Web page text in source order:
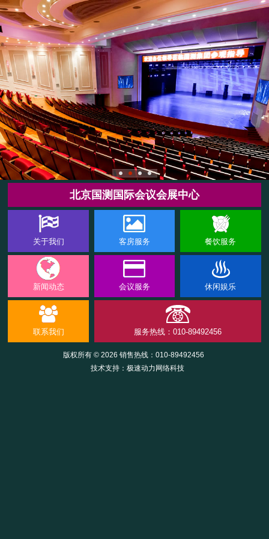
北京国测国际会议会展中心
关于我们 客房服务 餐饮服务
新闻动态 会议服务 休闲娱乐
联系我们 服务热线：010-89492456
版权所有 © 2026 销售热线： 010-89492456
技术支持： 极速动力网络科技